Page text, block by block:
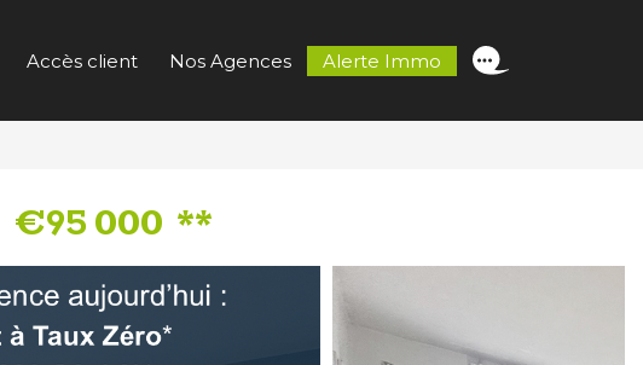
Accès client Nos Agences Alerte Immo
€95 000 **